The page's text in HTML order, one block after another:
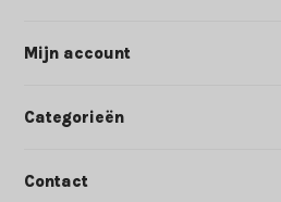
Mijn account
Categorieën
Contact